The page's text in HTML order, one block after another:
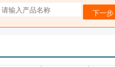
下一步